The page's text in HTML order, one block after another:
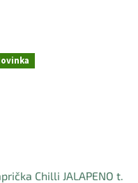
Chilli JALAPENO t.